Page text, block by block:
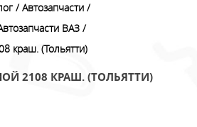
Автозапчасти
ВАЗ
краш. (Тольятти)
2108 КРАШ. (ТОЛЬЯТТИ)